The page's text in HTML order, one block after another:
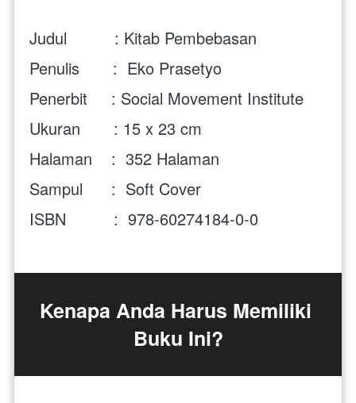
Judul          : Kitab Pembebasan
Penulis       :  Eko Prasetyo
Penerbit     : Social Movement Institute
Ukuran       : 15 x 23 cm
Halaman    :  352 Halaman
Sampul      :  Soft Cover
ISBN          :  978-60274184-0-0
Kenapa Anda Harus Memiliki
Buku Ini?